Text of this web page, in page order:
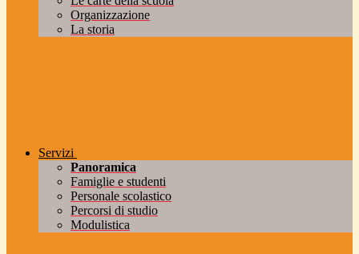
Organizzazione
La storia
Servizi
Panoramica
Famiglie e studenti
Personale scolastico
Percorsi di studio
Modulistica